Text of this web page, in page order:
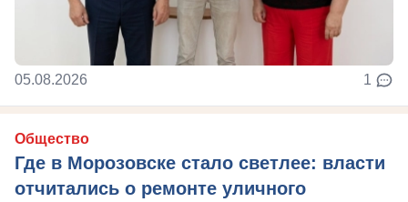
05.08.2026 1
Общество
Где в Морозовске стало светлее: власти
отчитались о ремонте уличного